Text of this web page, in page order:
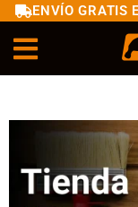
ENVÍO GRATIS